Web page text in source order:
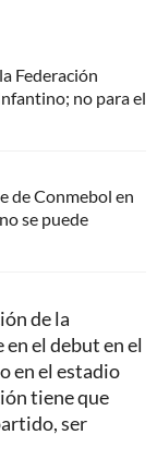
Federación
no para el
de Conmebol en
se puede
de la
en el debut en el
en el estadio
tiene que
ser